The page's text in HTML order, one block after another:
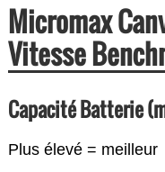
Micromax
Vitesse
Capacité Batterie
Plus élevé = meilleur